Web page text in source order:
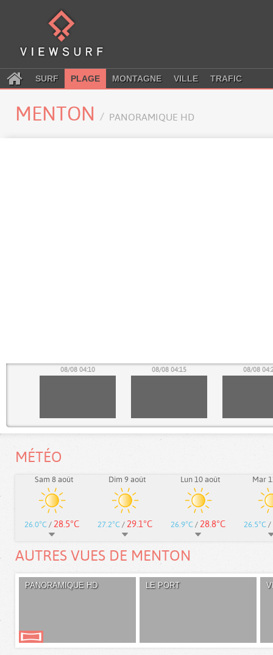
SURF PLAGE MONTAGNE VILLE TRAFIC
MENTON PANORAMIQUE HD
08/08 04:10 08/08 04:15 08/08
MÉTÉO
Sam 8 août
26.0°C / 28.5°C
Dim 9 août
27.2°C / 29.1°C
Lun 10 août
26.9°C / 28.8°C
Mar
26.5°C /
AUTRES VUES DE MENTON
PANORAMIQUE HD LE PORT